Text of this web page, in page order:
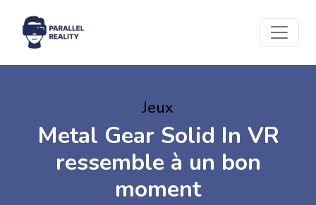
Jeux
Metal Gear Solid In VR
ressemble à un bon
moment